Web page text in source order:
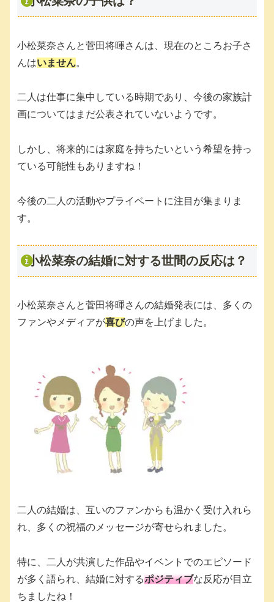
小松菜奈さんと菅田将暉さんは、現在のところお子さ
んはいません。
二人は仕事に集中している時期であり、今後の家族計
画についてはまだ公表されていないようです。
しかし、将来的には家庭を持ちたいという希望を持っ
ている可能性もありますね！
今後の二人の活動やプライベートに注目が集まりま
す。
小松菜奈の結婚に対する世間の反応は？
小松菜奈さんと菅田将暉さんの結婚発表には、多くの
ファンやメディアが喜びの声を上げました。
二人の結婚は、互いのファンからも温かく受け入れら
れ、多くの祝福のメッセージが寄せられました。
特に、二人が共演した作品やイベントでのエピソード
が多く語られ、結婚に対するポジティブな反応が目立
ちましたね！